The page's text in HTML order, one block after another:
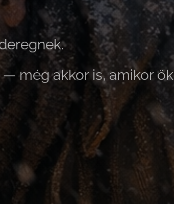
— még akkor is, amikor ők